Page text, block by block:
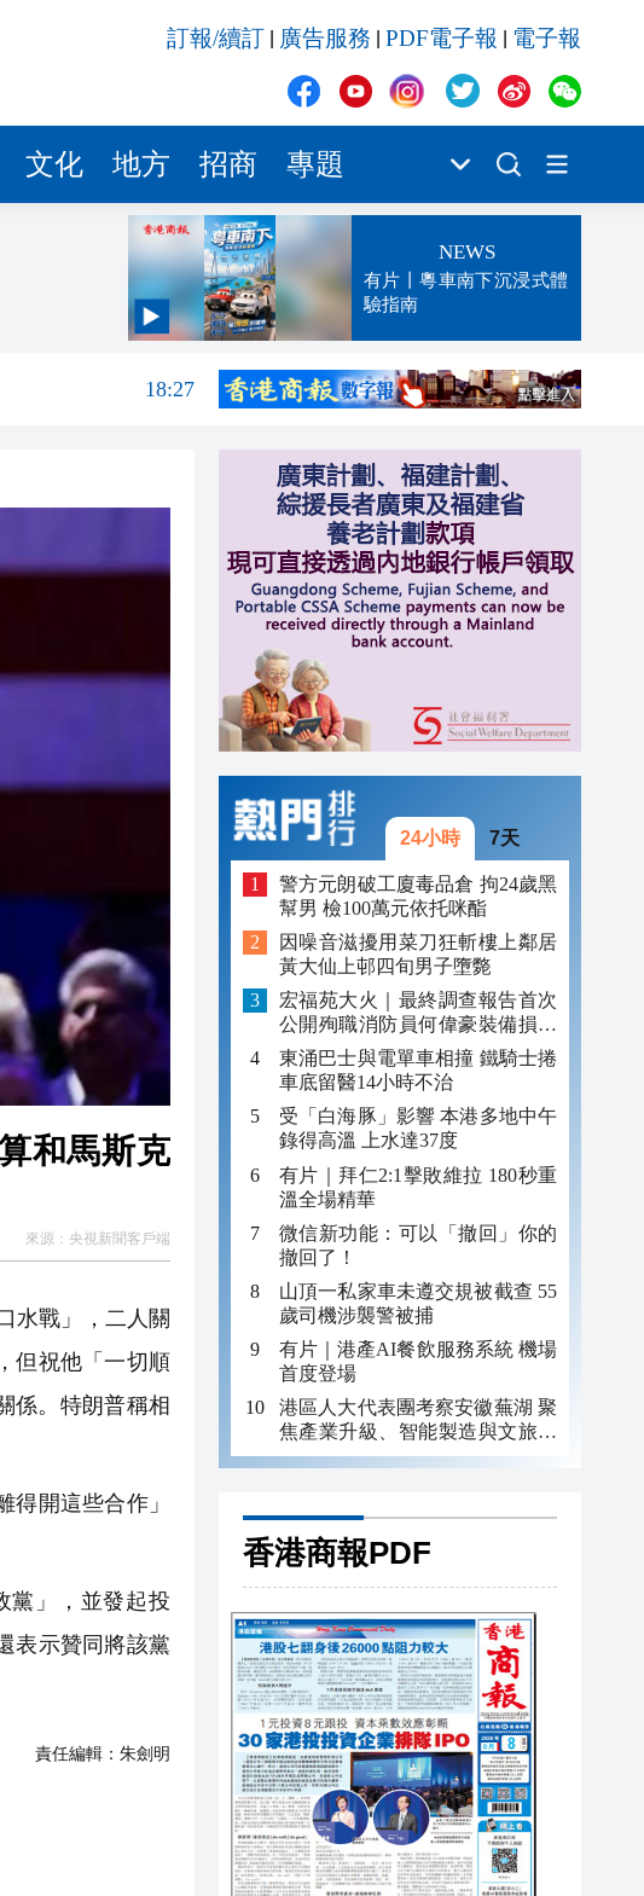
訂報/續訂 廣告服務 PDF電子報 電子報
文化 地方 招商 專題
NEWS
有片丨粵車南下沉浸式體
驗指南
18:31
18:27
・界」跨境 16:59
，9.9億元對 16:41
和馬斯克
來源： 央視新聞客戶端
水戰」，二人關
但祝他「一切順
係。特朗普稱相
開這些合作」
黨」，並發起投
表示贊同將該黨
責任編輯： 朱劍明
24小時 7天
警方元朗破工廈毒品倉 拘24歲黑
幫男 檢100萬元依托咪酯
因噪音滋擾用菜刀狂斬樓上鄰居
黃大仙上邨四旬男子墮斃
宏福苑大火｜最終調查報告首次
公開殉職消防員何偉豪裝備損毀
照片
東涌巴士與電單車相撞 鐵騎士捲
車底留醫14小時不治
受「白海豚」影響 本港多地中午
錄得高溫 上水達37度
有片｜拜仁2:1擊敗維拉 180秒重
溫全場精華
微信新功能：可以「撤回」你的
撤回了！
山頂一私家車未遵交規被截查 55
歲司機涉襲警被捕
有片｜港產AI餐飲服務系統 機場
首度登場
港區人大代表團考察安徽蕪湖 聚
焦產業升級、智能製造與文旅融
合
香港商報PDF